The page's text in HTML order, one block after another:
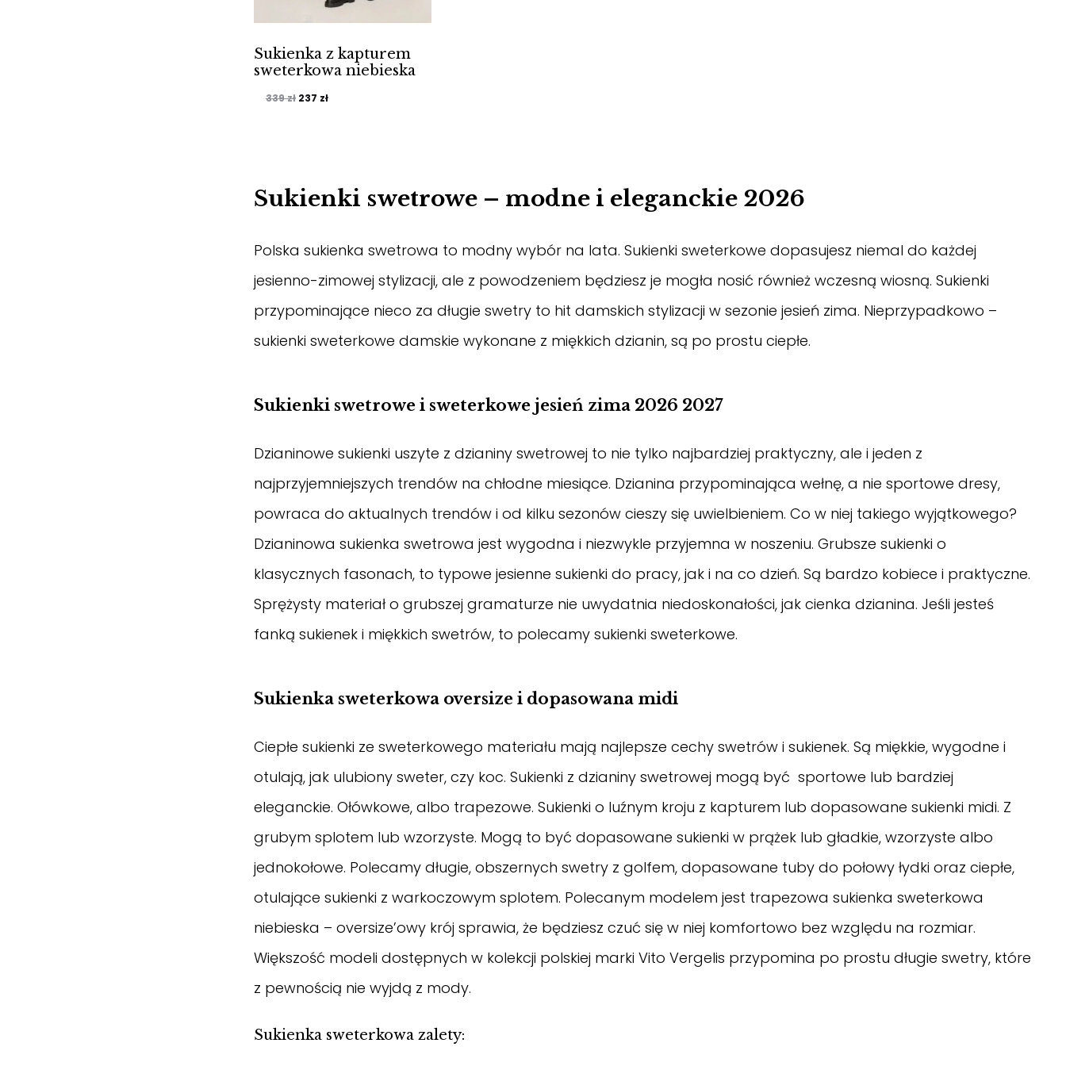
Sukienka z kapturem
sweterkowa niebieska
339zł Pierwotna
237 złAktualna
Sukienki swetrowe – modne i eleganckie 2026
Polska sukienka swetrowa to modny wybór na lata. Sukienki sweterkowe dopasujesz niemal do każdej
jesienno-zimowej stylizacji, ale z powodzeniem będziesz je mogła nosić również wczesną wiosną. Sukienki
przypominające nieco za długie swetry to hit damskich stylizacji w sezonie jesień zima. Nieprzypadkowo –
sukienki sweterkowe damskie wykonane z miękkich dzianin, są po prostu ciepłe.
Sukienki swetrowe i sweterkowe jesień zima 2026 2027
Dzianinowe sukienki uszyte z dzianiny swetrowej to nie tylko najbardziej praktyczny, ale i jeden z
najprzyjemniejszych trendów na chłodne miesiące. Dzianina przypominająca wełnę, a nie sportowe dresy,
powraca do aktualnych trendów i od kilku sezonów cieszy się uwielbieniem. Co w niej takiego wyjątkowego?
Dzianinowa sukienka swetrowa jest wygodna i niezwykle przyjemna w noszeniu. Grubsze sukienki o
klasycznych fasonach, to typowe jesienne sukienki do pracy, jak i na co dzień. Są bardzo kobiece i praktyczne.
Sprężysty materiał o grubszej gramaturze nie uwydatnia niedoskonałości, jak cienka dzianina. Jeśli jesteś
fanką sukienek i miękkich swetrów, to polecamy sukienki sweterkowe.
Sukienka sweterkowa oversize i dopasowana midi
Ciepłe sukienki ze sweterkowego materiału mają najlepsze cechy swetrów i sukienek. Są miękkie, wygodne i
otulają, jak ulubiony sweter, czy koc. Sukienki z dzianiny swetrowej mogą być sportowe lub bardziej
eleganckie. Ołówkowe, albo trapezowe. Sukienki o luźnym kroju z kapturem lub dopasowane sukienki midi. Z
grubym splotem lub wzorzyste. Mogą to być dopasowane sukienki w prążek lub gładkie, wzorzyste albo
jednokołowe. Polecamy długie, obszernych swetry z golfem, dopasowane tuby do połowy łydki oraz ciepłe,
otulające sukienki z warkoczowym splotem. Polecanym modelem jest trapezowa sukienka sweterkowa
niebieska – oversize’owy krój sprawia, że będziesz czuć się w niej komfortowo bez względu na rozmiar.
Większość modeli dostępnych w kolekcji polskiej marki Vito Vergelis przypomina po prostu długie swetry, które
z pewnością nie wyjdą z mody.
Sukienka sweterkowa zalety: